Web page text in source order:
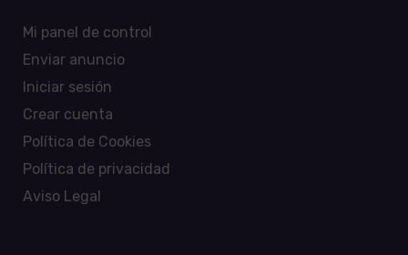
Mi panel de control
Enviar anuncio
Iniciar sesión
Crear cuenta
Política de Cookies
Política de privacidad
Aviso Legal